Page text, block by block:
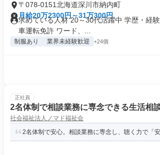
〒078-0151北海道深川市納内町
月給20万2300円～31万300円
求めている人材 20～30代活躍中 学歴・経
車運転免許 ワード、...
制服あり 業界未経験歓迎 +24個
正社員
2名体制で相談業務に専念できる生活相
社会福祉法人ノマド福祉会
2名体制で安心。相談業務に専念し、聴く力で「